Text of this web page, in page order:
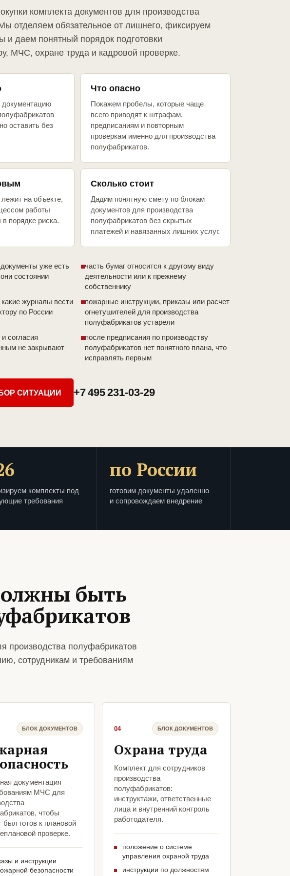
комплекта документов для производства
отделяем обязательное от лишнего, фиксируем
и даем понятный порядок подготовки
МЧС, охране труда и кадровой проверке.
оставить без
Что опасно
Покажем пробелы, которые чаще
всего приводят к штрафам,
предписаниям и повторным
проверкам именно для производства
полуфабрикатов.
на объекте,
работы
порядке риска.
Сколько стоит
Дадим понятную смету по блокам
документов для производства
полуфабрикатов без скрытых
платежей и навязанных лишних услуг.
документы уже есть
состоянии
часть бумаг относится к другому виду
деятельности или к прежнему
собственнику
журналы вести
по России
пожарные инструкции, приказы или расчет
огнетушителей для производства
полуфабрикатов устарели
согласия
не закрывают
после предписания по производству
полуфабрикатов нет понятного плана, что
исправлять первым
СИТУАЦИИ +7 495 231-03-29
комплекты под
требования
по России
готовим документы удаленно
и сопровождаем внедрение
быть
производства полуфабрикатов
сотрудникам и требованиям
БЛОК ДОКУМЕНТОВ
документация
МЧС для
чтобы
был готов к плановой
проверке.
и инструкции
безопасности
04 БЛОК ДОКУМЕНТОВ
Охрана труда
Комплект для сотрудников
производства
полуфабрикатов:
инструктажи, ответственные
лица и внутренний контроль
работодателя.
положение о системе
управления охраной труда
инструкции по должностям